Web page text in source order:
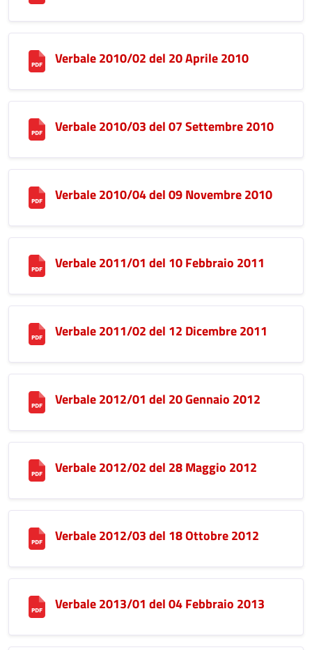
Verbale 2010/02 del 20 Aprile 2010
Verbale 2010/03 del 07 Settembre 2010
Verbale 2010/04 del 09 Novembre 2010
Verbale 2011/01 del 10 Febbraio 2011
Verbale 2011/02 del 12 Dicembre 2011
Verbale 2012/01 del 20 Gennaio 2012
Verbale 2012/02 del 28 Maggio 2012
Verbale 2012/03 del 18 Ottobre 2012
Verbale 2013/01 del 04 Febbraio 2013